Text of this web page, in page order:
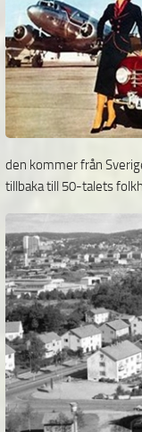
den kommer från
tillbaka till 50-talets